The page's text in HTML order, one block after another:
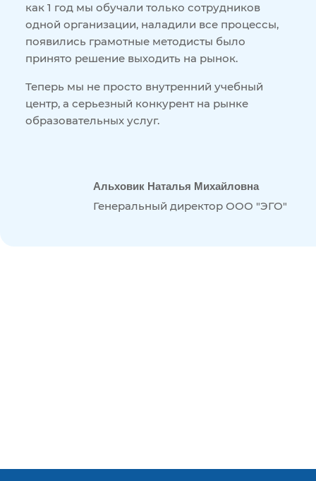
как 1 год мы обучали только сотрудников
одной организации, наладили все процессы,
появились грамотные методисты было
принято решение выходить на рынок.
Теперь мы не просто внутренний учебный
центр, а серьезный конкурент на рынке
образовательных услуг.
Альховик Наталья Михайловна
Генеральный директор ООО "ЭГО"